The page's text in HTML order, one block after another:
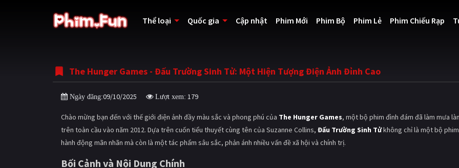
Thể loại Quốc gia Cập nhật Phim Mới Phim Bộ Phim Lẻ Phim Chiếu Rạp
The Hunger Games - Đấu Trường Sinh Tử: Một Hiện Tượng Điện Ảnh Đỉnh Cao
Ngày đăng:09/10/2025 Lượt xem: 179
Chào mừng bạn đến với thế giới điện ảnh đầy màu sắc và phong phú của The Hunger Games, một bộ phim đình đám đã làm mưa
trên toàn cầu vào năm 2012. Dựa trên cuốn tiểu thuyết cùng tên của Suzanne Collins, Đấu Trường Sinh Tửkhông chỉ là một bộ phim
hành động mãn nhãn mà còn là một tác phẩm sâu sắc, phản ánh nhiều vấn đề xã hội và chính trị.
Bối Cảnh và Nội Dung Chính